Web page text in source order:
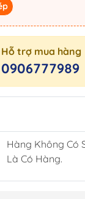
Hỗ trợ mua hàng
0906777989
Hàng Không Có
Là Có Hàng.